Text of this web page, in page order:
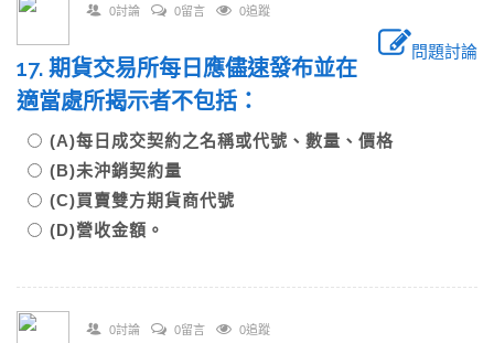
0討論 0留言 0追蹤
問題討論
17. 期貨交易所每日應儘速發布並在
適當處所揭示者不包括：
(A)每日成交契約之名稱或代號、數量、價格
(B)未沖銷契約量
(C)買賣雙方期貨商代號
(D)營收金額。
0討論 0留言 0追蹤